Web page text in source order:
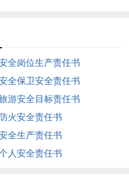
全岗位生产责任书
全保卫安全责任书
游安全目标责任书
防火安全责任书
全生产责任书
人安全责任书